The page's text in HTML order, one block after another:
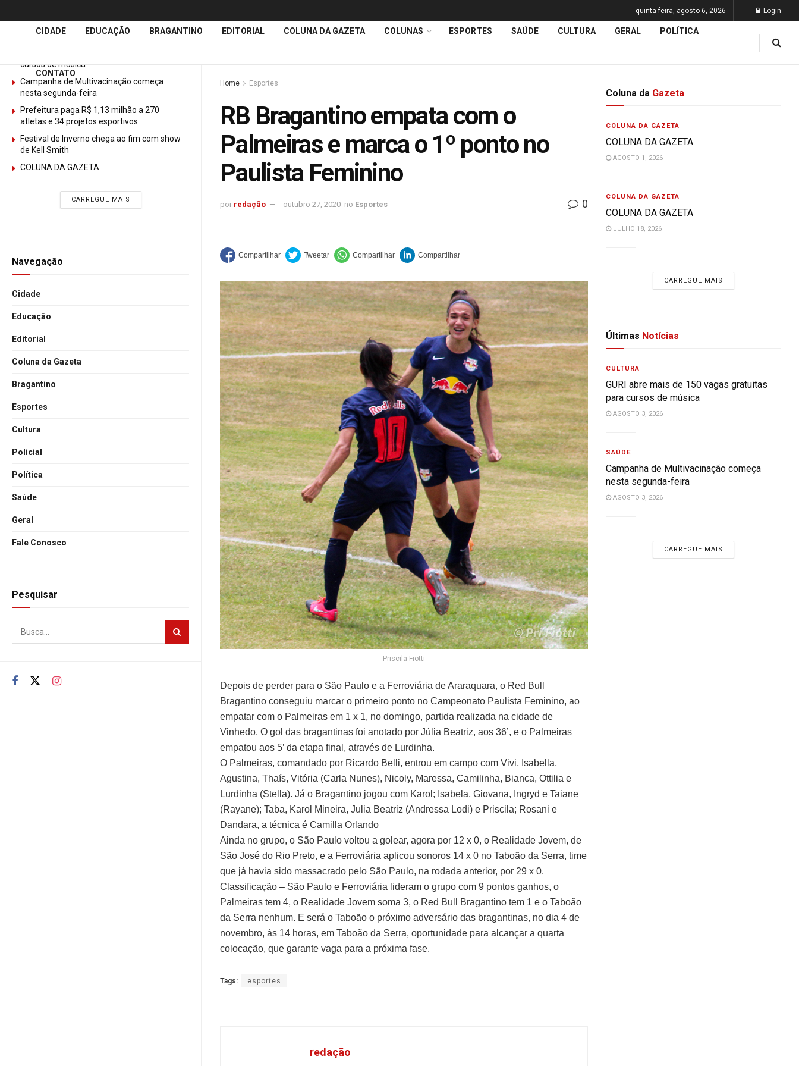
ÚltimasNotícias
cursos de música
Campanha de Multivacinação começa
nesta segunda-feira
Prefeitura paga R$ 1,13 milhão a 270
atletas e 34 projetos esportivos
Festival de Inverno chega ao fim com show
de Kell Smith
COLUNA DA GAZETA
CARREGUE MAIS
Navegação
Cidade
Educação
Editorial
Coluna da Gazeta
Bragantino
Esportes
Cultura
Policial
Política
Saúde
Geral
Fale Conosco
Pesquisar
quinta-feira, agosto 6, 2026 Login
CIDADE EDUCAÇÃO BRAGANTINO EDITORIAL COLUNA DA GAZETA COLUNAS ESPORTES SAÚDE CULTURA GERAL POLÍTICA
CONTATO
Home Esportes
RB Bragantino empata com o
Palmeiras e marca o 1º ponto no
Paulista Feminino
por redação outubro 27, 2020 no Esportes 0
Priscila Fiotti
Depois de perder para o São Paulo e a Ferroviária de Araraquara, o Red Bull
Bragantino conseguiu marcar o primeiro ponto no Campeonato Paulista Feminino, ao
empatar com o Palmeiras em 1 x 1, no domingo, partida realizada na cidade de
Vinhedo. O gol das bragantinas foi anotado por Júlia Beatriz, aos 36’, e o Palmeiras
empatou aos 5’ da etapa final, através de Lurdinha.
O Palmeiras, comandado por Ricardo Belli, entrou em campo com Vivi, Isabella,
Agustina, Thaís, Vitória (Carla Nunes), Nicoly, Maressa, Camilinha, Bianca, Ottilia e
Lurdinha (Stella). Já o Bragantino jogou com Karol; Isabela, Giovana, Ingryd e Taiane
(Rayane); Taba, Karol Mineira, Julia Beatriz (Andressa Lodi) e Priscila; Rosani e
Dandara, a técnica é Camilla Orlando
Ainda no grupo, o São Paulo voltou a golear, agora por 12 x 0, o Realidade Jovem, de
São José do Rio Preto, e a Ferroviária aplicou sonoros 14 x 0 no Taboão da Serra, time
que já havia sido massacrado pelo São Paulo, na rodada anterior, por 29 x 0.
Classificação – São Paulo e Ferroviária lideram o grupo com 9 pontos ganhos, o
Palmeiras tem 4, o Realidade Jovem soma 3, o Red Bull Bragantino tem 1 e o Taboão
da Serra nenhum. E será o Taboão o próximo adversário das bragantinas, no dia 4 de
novembro, às 14 horas, em Taboão da Serra, oportunidade para alcançar a quarta
colocação, que garante vaga para a próxima fase.
Tags: esportes
redação
Coluna da Gazeta
COLUNA DA GAZETA
COLUNA DA GAZETA
AGOSTO 1, 2026
COLUNA DA GAZETA
COLUNA DA GAZETA
JULHO 18, 2026
CARREGUE MAIS
Últimas Notícias
CULTURA
GURI abre mais de 150 vagas gratuitas
para cursos de música
AGOSTO 3, 2026
SAÚDE
Campanha de Multivacinação começa
nesta segunda-feira
AGOSTO 3, 2026
CARREGUE MAIS